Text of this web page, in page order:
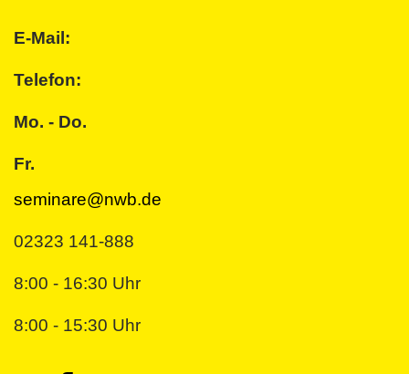
E-Mail:
Telefon:
Mo. - Do.
Fr.
seminare@nwb.de
02323 141-888
8:00 - 16:30 Uhr
8:00 - 15:30 Uhr